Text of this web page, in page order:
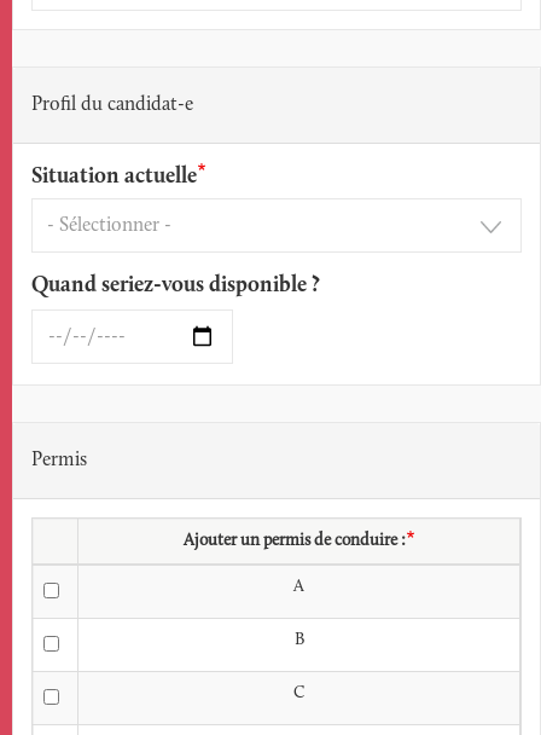
Profil du candidat-e
Situation actuelle
Quand seriez-vous disponible ?
Quand
seriez-
vous
Permis
Ajouter un permis de conduire :
A
B
C